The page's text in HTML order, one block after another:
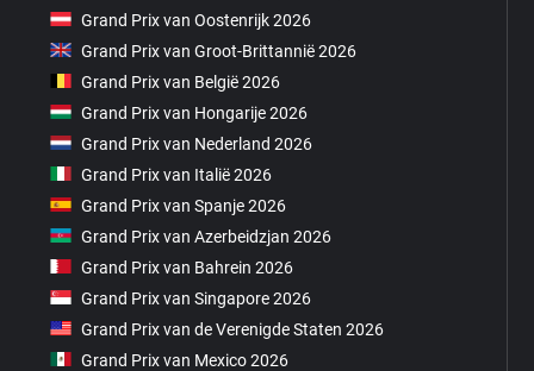
Grand Prix van Oostenrijk 2026
Grand Prix van Groot-Brittannië 2026
Grand Prix van België 2026
Grand Prix van Hongarije 2026
Grand Prix van Nederland 2026
Grand Prix van Italië 2026
Grand Prix van Spanje 2026
Grand Prix van Azerbeidzjan 2026
Grand Prix van Bahrein 2026
Grand Prix van Singapore 2026
Grand Prix van de Verenigde Staten 2026
Grand Prix van Mexico 2026